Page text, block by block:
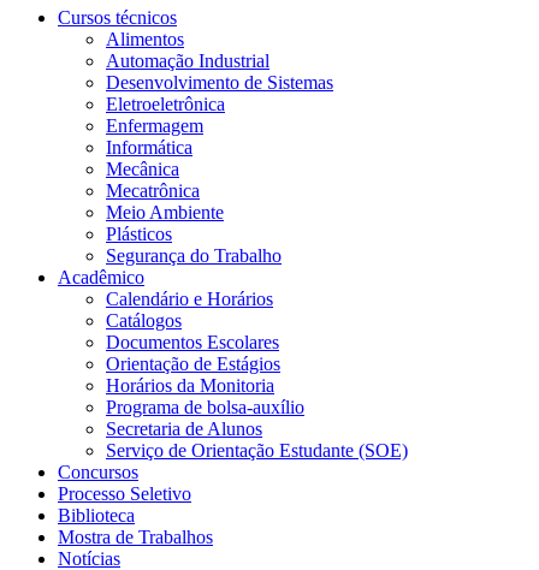
Cursos técnicos
Alimentos
Automação Industrial
Desenvolvimento de Sistemas
Eletroeletrônica
Enfermagem
Informática
Mecânica
Mecatrônica
Meio Ambiente
Plásticos
Segurança do Trabalho
Acadêmico
Calendário e Horários
Catálogos
Documentos Escolares
Orientação de Estágios
Horários da Monitoria
Programa de bolsa-auxílio
Secretaria de Alunos
Serviço de Orientação Estudante (SOE)
Concursos
Processo Seletivo
Biblioteca
Mostra de Trabalhos
Notícias